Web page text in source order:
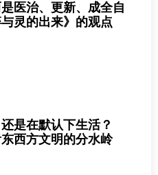
医治、更新、成全自
灵的出来》的观点
是在默认下生活？
西方文明的分水岭